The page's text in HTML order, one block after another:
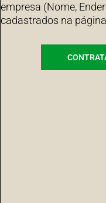
empresa (Nome,
cadastrados na